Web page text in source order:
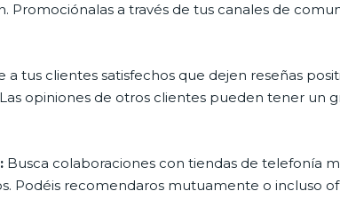
Promociónalas a través de tus canales de
a tus clientes satisfechos que dejen reseñas
opiniones de otros clientes pueden tener un
Busca colaboraciones con tiendas de telefonía
Podéis recomendaros mutuamente o incluso